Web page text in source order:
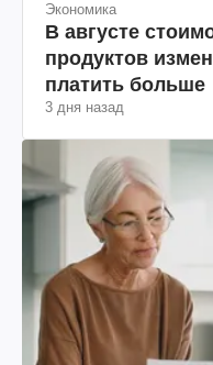
Экономика
В августе
продуктов
платить больше
3 дня назад